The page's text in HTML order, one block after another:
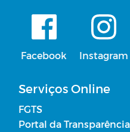
Lista de
Facebook Instagram
Serviços Online
FGTS
Portal da